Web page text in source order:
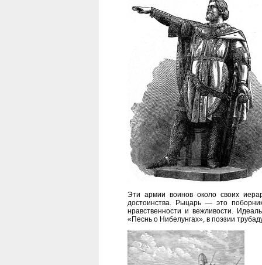
Эти армии воинов около своих
достоинства. Рыцарь — это
нравственности и вежливости.
«Песнь о Нибелунгах», в поэзии